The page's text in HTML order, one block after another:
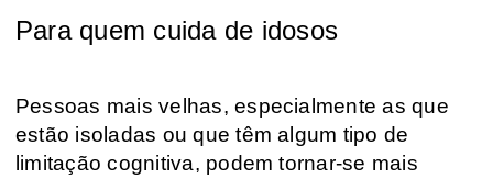
Para quem cuida de idosos
Pessoas mais velhas, especialmente as que
estão isoladas ou que têm algum tipo de
limitação cognitiva, podem tornar-se mais